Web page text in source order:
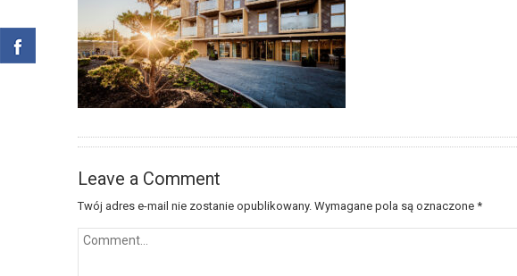
Leave a Comment
Twój adres e-mail nie zostanie opublikowany. Wymagane pola są oznaczone *